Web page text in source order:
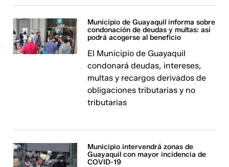
Municipio de Guayaquil informa sobre
condonación de deudas y multas: así
podrá acogerse al beneficio
El Municipio de Guayaquil
condonará deudas, intereses,
multas y recargos derivados de
obligaciones tributarias y no
tributarias
Municipio intervendrá zonas de
Guayaquil con mayor incidencia de
COVID-19